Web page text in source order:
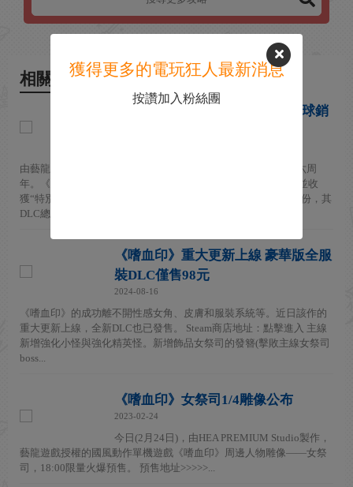
相關新聞
國產武俠遊戲《嗜血印》宣布全球銷
由藝龍遊戲開發的國產武俠動作遊戲《嗜血印》近日迎來發售六周
年。《嗜血印》製作人李叔發布感言宣布，遊戲自2022年上市並收
獲“特別好評”（近期好評率92%）以來，全球銷量已突破300萬份，其
DLC總銷量...
《嗜血印》重大更新上線 豪華版全服
裝DLC僅售98元
2024-08-16
《嗜血印》的成功離不開性感女角、皮膚和服裝系統等。近日該作的
重大更新上線，全新DLC也已發售。 Steam商店地址：點擊進入 主線
新增強化小怪與強化精英怪。新增飾品女祭司的發簪(擊敗主線女祭司
boss...
《嗜血印》女祭司1/4雕像公布
2023-02-24
今日(2月24日)，由HEA PREMIUM Studio製作，
藝龍遊戲授權的國風動作單機遊戲《嗜血印》周邊人物雕像——女祭
司，18:00限量火爆預售。 預售地址>>>>>...
獲得更多的電玩狂人最新消息
按讚加入粉絲團